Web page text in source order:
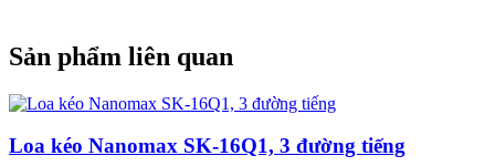
Sản phẩm liên quan
Loa kéo Nanomax SK-16Q1, 3 đường tiếng